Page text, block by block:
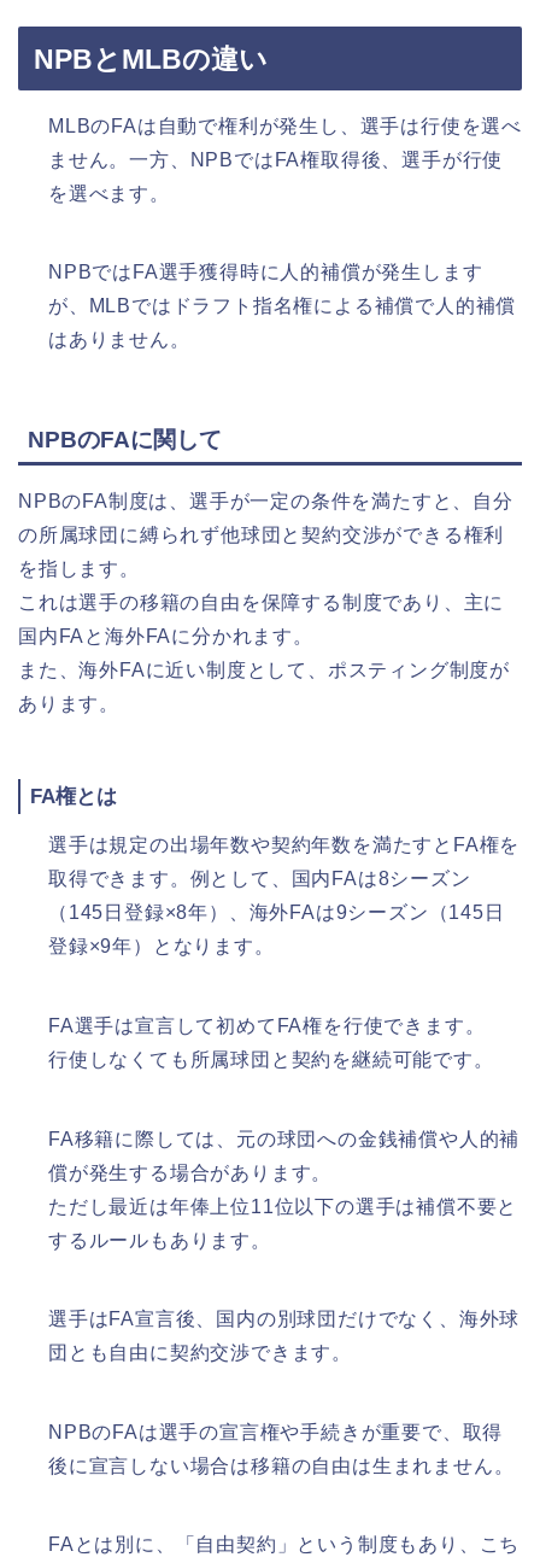
NPBとMLBの違い
MLBのFAは自動で権利が発生し、選手は行使を選べ
ません。一方、NPBではFA権取得後、選手が行使
を選べます。
NPBではFA選手獲得時に人的補償が発生します
が、MLBではドラフト指名権による補償で人的補償
はありません。
NPBのFAに関して
NPBのFA制度は、選手が一定の条件を満たすと、自分
の所属球団に縛られず他球団と契約交渉ができる権利
を指します。
これは選手の移籍の自由を保障する制度であり、主に
国内FAと海外FAに分かれます。
また、海外FAに近い制度として、ポスティング制度が
あります。
FA権とは
選手は規定の出場年数や契約年数を満たすとFA権を
取得できます。例として、国内FAは8シーズン
（145日登録×8年）、海外FAは9シーズン（145日
登録×9年）となります。
FA選手は宣言して初めてFA権を行使できます。
行使しなくても所属球団と契約を継続可能です。
FA移籍に際しては、元の球団への金銭補償や人的補
償が発生する場合があります。
ただし最近は年俸上位11位以下の選手は補償不要と
するルールもあります。
選手はFA宣言後、国内の別球団だけでなく、海外球
団とも自由に契約交渉できます。
NPBのFAは選手の宣言権や手続きが重要で、取得
後に宣言しない場合は移籍の自由は生まれません。
FAとは別に、「自由契約」という制度もあり、こち